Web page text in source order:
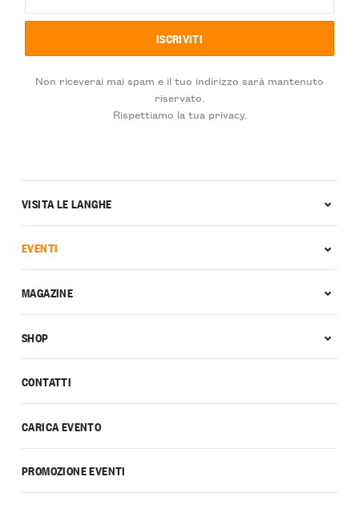
Non riceverai mai spam e il tuo indirizzo sarà mantenuto
riservato.
Rispettiamo la tua privacy.
CONTATTI
CARICA EVENTO
PROMOZIONE EVENTI
VISITA LE LANGHE
EVENTI
MAGAZINE
SHOP